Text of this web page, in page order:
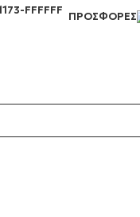
ΠΡΟΣΦΟΡΈΣ